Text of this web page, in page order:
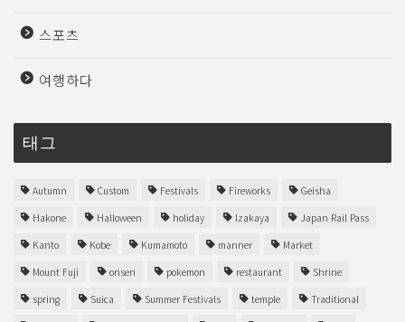
스포츠
여행하다
태그
Autumn Custom Festivals Fireworks
Geisha
Hakone
Halloween holiday Izakaya
Japan Rail Pass
Kanto
Kobe Kumamoto manner
Market
Mount Fuji
onsen pokemon restaurant
Shrine
spring
Suica Summer Festivals temple
Traditional